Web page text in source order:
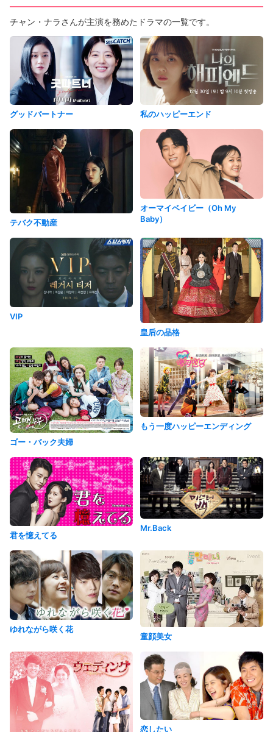
チャン・ナラさんが主演を務めたドラマの一覧です。
グッドパートナー 私のハッピーエンド
テバク不動産
オーマイベイビー（Oh My
Baby）
VIP
皇后の品格
ゴー・バック夫婦
もう一度ハッピーエンディング
君を憶えてる
Mr.Back
ゆれながら咲く花
童顔美女
恋したい